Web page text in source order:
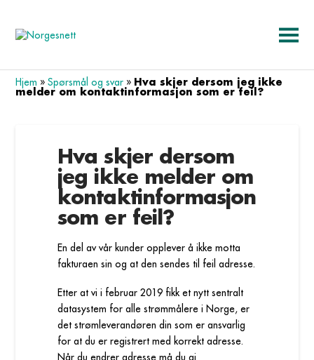
Hjem »Spørsmål og svar » Hva skjer dersom jeg ikke
melder om kontaktinformasjon som er feil?
Hva skjer dersom
jeg ikke melder om
kontaktinformasjon
som er feil?
En del av vår kunder opplever å ikke motta
fakturaen sin og at den sendes til feil adresse.
Etter at vi i februar 2019 fikk et nytt sentralt
datasystem for alle strømmålere i Norge, er
det strømleverandøren din som er ansvarlig
for at du er registrert med korrekt adresse.
Når du endrer adresse må du gi